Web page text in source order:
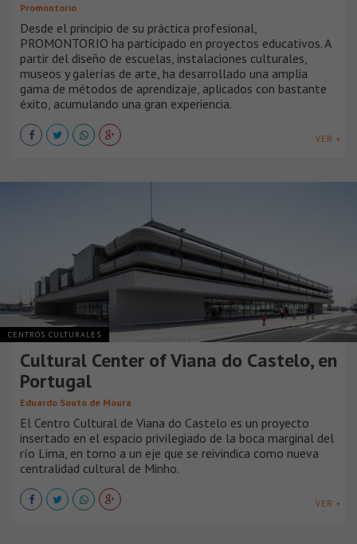
Promontorio
Desde el principio de su práctica profesional,
PROMONTORIO ha participado en proyectos educativos. A
partir del diseño de escuelas, instalaciones culturales,
museos y galerías de arte, ha desarrollado una amplia
gama de métodos de aprendizaje, aplicados con bastante
éxito, acumulando una gran experiencia.
VER +
CENTROS CULTURALES
Cultural Center of Viana do Castelo, en
Portugal
Eduardo Souto de Moura
El Centro Cultural de Viana do Castelo es un proyecto
insertado en el espacio privilegiado de la boca marginal del
río Lima, en torno a un eje que se reivindica como nueva
centralidad cultural de Minho.
VER +